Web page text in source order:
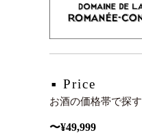
Price
お酒の価格帯で探す
〜¥49,999